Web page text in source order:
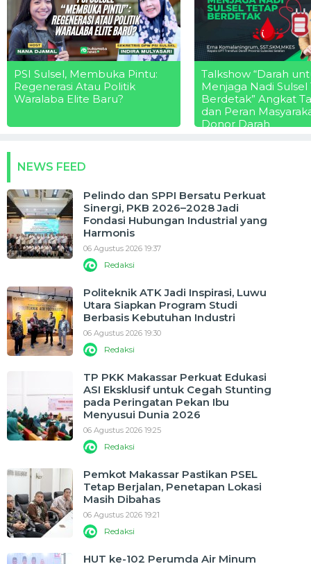
PSI Sulsel, Membuka Pintu:
Regenerasi Atau Politik
Waralaba Elite Baru?
Talkshow “Darah
Menjaga Nadi Sulsel
Berdetak” Angkat
dan Peran
Donor Darah
NEWS FEED
Pelindo dan SPPI Bersatu Perkuat
Sinergi, PKB 2026–2028 Jadi
Fondasi Hubungan Industrial yang
Harmonis
06 Agustus 2026 19:37
Redaksi
Politeknik ATK Jadi Inspirasi, Luwu
Utara Siapkan Program Studi
Berbasis Kebutuhan Industri
06 Agustus 2026 19:30
Redaksi
TP PKK Makassar Perkuat Edukasi
ASI Eksklusif untuk Cegah Stunting
pada Peringatan Pekan Ibu
Menyusui Dunia 2026
06 Agustus 2026 19:25
Redaksi
Pemkot Makassar Pastikan PSEL
Tetap Berjalan, Penetapan Lokasi
Masih Dibahas
06 Agustus 2026 19:21
Redaksi
HUT ke-102 Perumda Air Minum